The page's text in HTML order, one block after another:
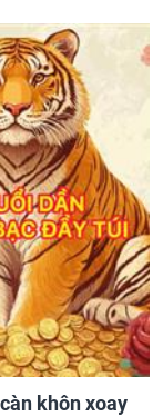
khôn xoay